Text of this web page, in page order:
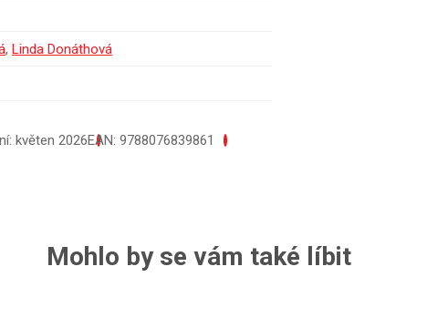
, Linda Donáthová
květen 2026EAN: 9788076839861
Mohlo by se vám také líbit